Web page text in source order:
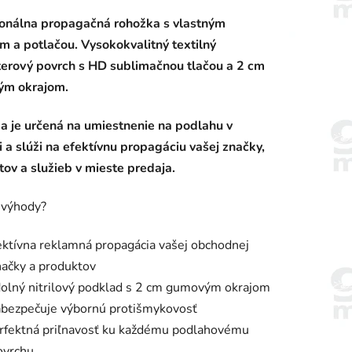
propagačná rohožka s vlastným
a potlačou. Vysokokvalitný textilný
povrch s HD sublimačnou tlačou a 2 cm
okrajom.
je určená na umiestnenie na podlahu v
a slúži na efektívnu propagáciu vašej značky,
a služieb v mieste predaja.
reklamná propagácia vašej obchodnej
a produktov
nitrilový podklad s 2 cm gumovým okrajom
výbornú protišmykovosť
priľnavosť ku každému podlahovému